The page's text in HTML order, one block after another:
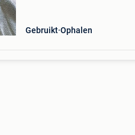
Gebruikt Ophalen